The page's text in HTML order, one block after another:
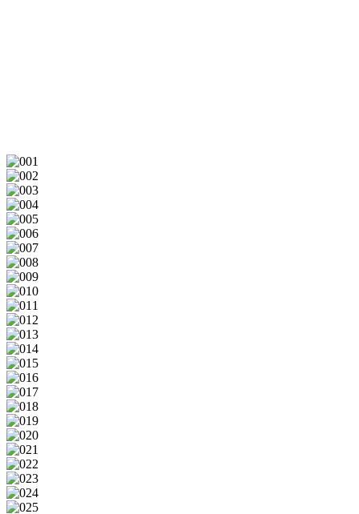
001
002
003
004
005
006
007
008
009
010
011
012
013
014
015
016
017
018
019
020
021
022
023
024